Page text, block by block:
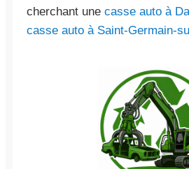
cherchant une casse auto à
casse auto à Saint-Germain-